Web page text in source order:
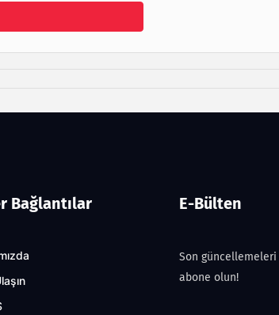
Bağlantılar E-Bülten
Son
abone olun!